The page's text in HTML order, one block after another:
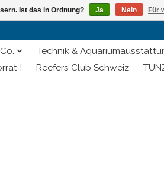
Technik &
!
Reefers Club Schweiz
Ist das in Ordnung? Ja Nein Für